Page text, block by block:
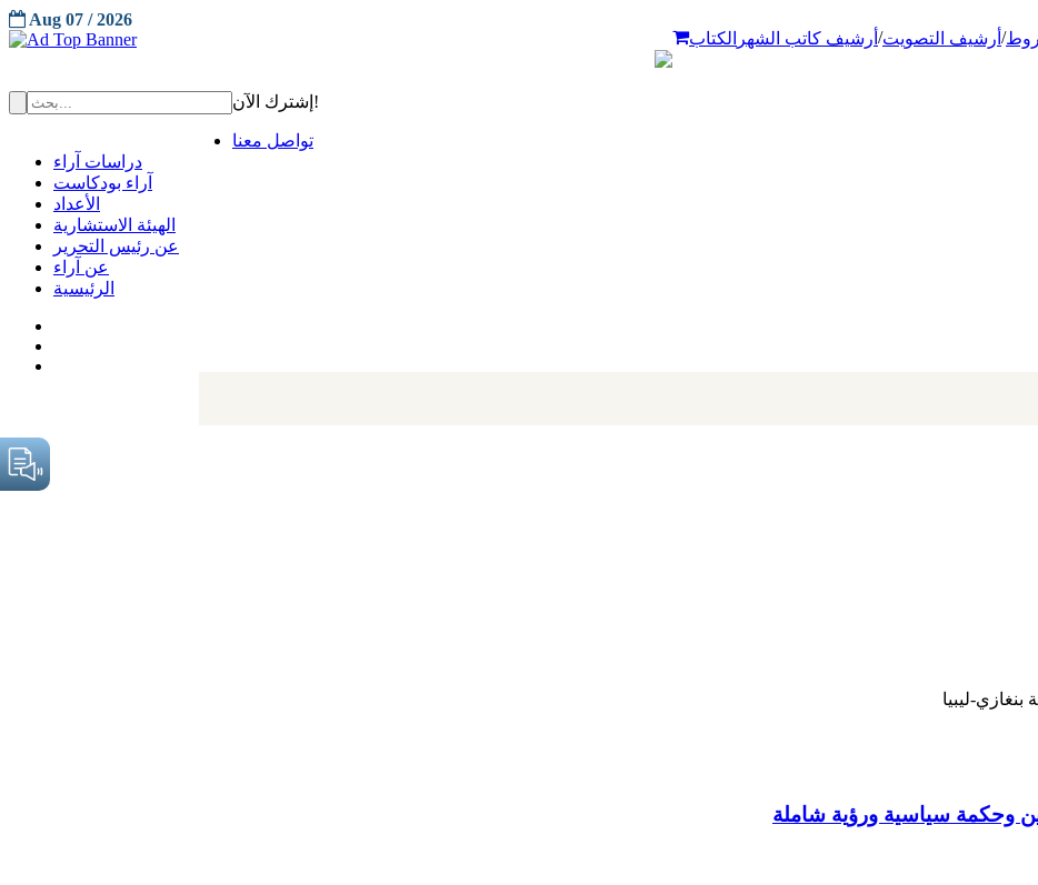
/ أرشيف التصويت/ أرشيف كاتب الشهر الكتاب
Aug 07 / 2026
إشترك الآن!
تواصل معنا
دراسات آراء
آراء بودكاست
الأعداد
الهيئة الاستشارية
عن رئيس التحرير
عن آراء
الرئيسية
ليبيا
وحكمة سياسية ورؤية شاملة